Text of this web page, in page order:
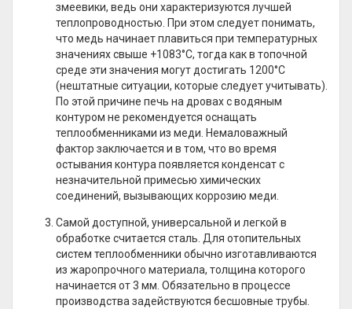
змеевики, ведь они характеризуются лучшей
теплопроводностью. При этом следует понимать,
что медь начинает плавиться при температурных
значениях свыше +1083°C, тогда как в топочной
среде эти значения могут достигать 1200°C
(нештатные ситуации, которые следует учитывать).
По этой причине печь на дровах с водяным
контуром не рекомендуется оснащать
теплообменниками из меди. Немаловажный
фактор заключается и в том, что во время
остывания контура появляется конденсат с
незначительной примесью химических
соединений, вызывающих коррозию меди.
Самой доступной, универсальной и легкой в
обработке считается сталь. Для отопительных
систем теплообменники обычно изготавливаются
из жаропрочного материала, толщина которого
начинается от 3 мм. Обязательно в процессе
производства задействуются бесшовные трубы.